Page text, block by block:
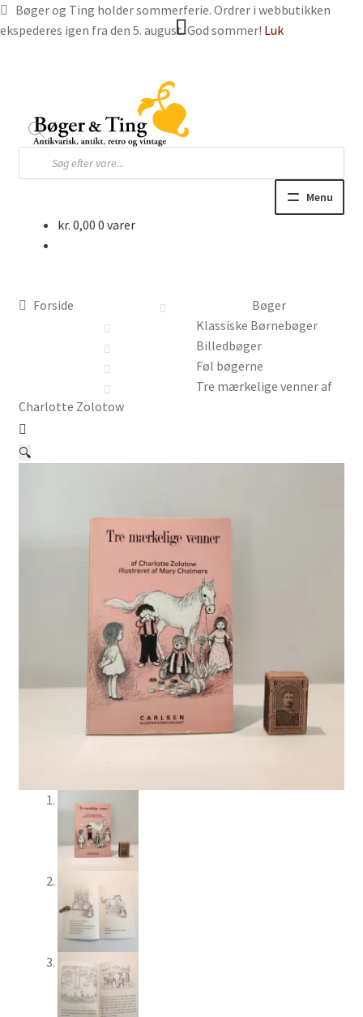
Bøger og Ting holder sommerferie. Ordrer i webbutikken
ekspederes igen fra den 5. august. God sommer! Luk
navigation
indhold
Products
search
Menu
Ting
Jul og temaer
kr. 0,00 0 varer
Forside
Bøger
Klassiske Børnebøger
Billedbøger
Føl bøgerne
Tre mærkelige venner af
Charlotte Zolotow
🔍